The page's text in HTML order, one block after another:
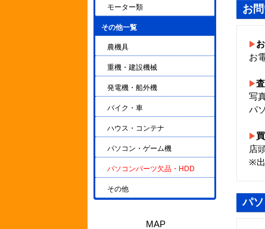
お
お
写
パ
店
※出
パ
モーター類
その他一覧
農機具
重機・建設機械
発電機・船外機
バイク・車
ハウス・コンテナ
パソコン・ゲーム機
パソコンパーツ欠品・HDD
その他
MAP